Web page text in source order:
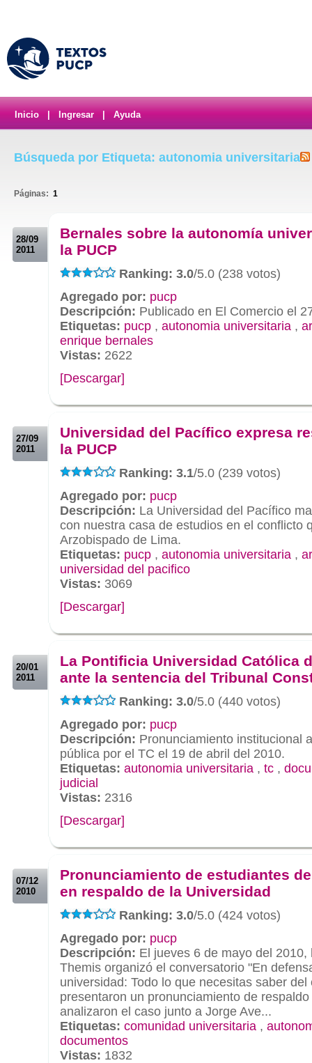
Inicio Ingresar Ayuda
Búsqueda por Etiqueta: autonomia universitaria
Páginas: 1
28/09
2011
Bernales sobre la autonomía
la PUCP
Ranking: 3.0/5.0 (238 votos)
Agregado por: pucp
Descripción: Publicado en El Comercio el
Etiquetas: pucp , autonomia universitaria ,
enrique bernales
Vistas: 2622
[Descargar]
27/09
2011
Universidad del Pacífico expresa
la PUCP
Ranking: 3.1/5.0 (239 votos)
Agregado por: pucp
Descripción: La Universidad del Pacífico
con nuestra casa de estudios en el conflicto
Arzobispado de Lima.
Etiquetas: pucp , autonomia universitaria ,
universidad del pacifico
Vistas: 3069
[Descargar]
20/01
2011
La Pontificia Universidad Católica
ante la sentencia del Tribunal
Ranking: 3.0/5.0 (440 votos)
Agregado por: pucp
Descripción: Pronunciamiento institucional
pública por el TC el 19 de abril del 2010.
Etiquetas: autonomia universitaria , tc ,
judicial
Vistas: 2316
[Descargar]
07/12
2010
Pronunciamiento de estudiantes
en respaldo de la Universidad
Ranking: 3.0/5.0 (424 votos)
Agregado por: pucp
Descripción: El jueves 6 de mayo del 2010,
Themis organizó el conversatorio "En
universidad: Todo lo que necesitas saber
presentaron un pronunciamiento de
analizaron el caso junto a Jorge Ave...
Etiquetas: comunidad universitaria ,
documentos
Vistas: 1832